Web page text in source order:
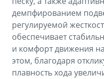
демпфированием
регулируемой
обеспечивает
и комфорт движения
этом, благодаря
плавность хода